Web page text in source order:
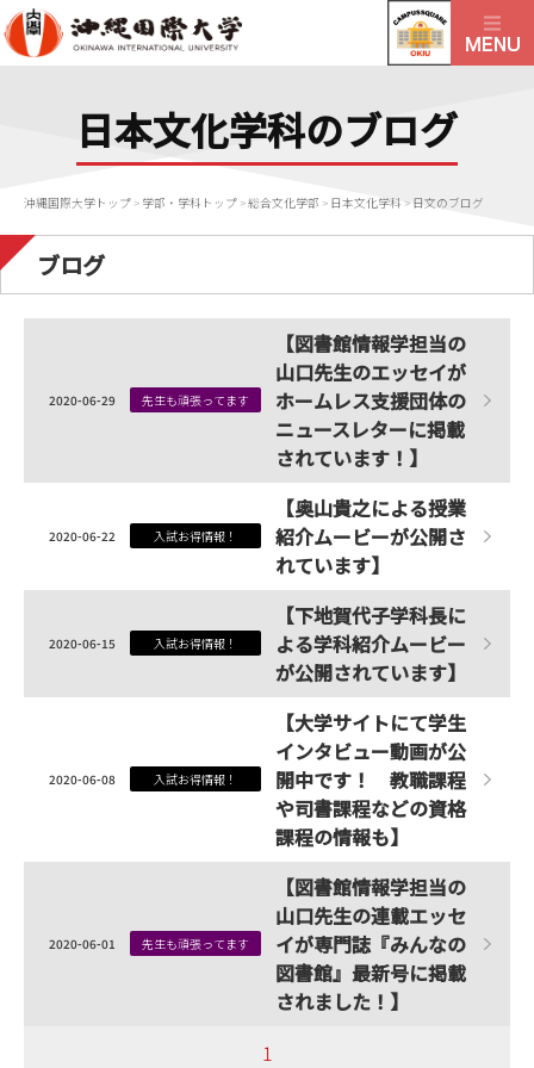
日本文化学科のブログ
沖縄国際大学トップ > 学部・学科トップ >総合文化学部 > 日本文化学科 > 日文のブログ
ブログ
2020-06-29 先生も頑張ってます
【図書館情報学担当の
山口先生のエッセイが
ホームレス支援団体の
ニュースレターに掲載
されています！】
2020-06-22 入試お得情報！
【奥山貴之による授業
紹介ムービーが公開さ
れています】
2020-06-15 入試お得情報！
【下地賀代子学科長に
よる学科紹介ムービー
が公開されています】
2020-06-08 入試お得情報！
【大学サイトにて学生
インタビュー動画が公
開中です！ 教職課程
や司書課程などの資格
課程の情報も】
2020-06-01 先生も頑張ってます
【図書館情報学担当の
山口先生の連載エッセ
イが専門誌『みんなの
図書館』最新号に掲載
されました！】
1